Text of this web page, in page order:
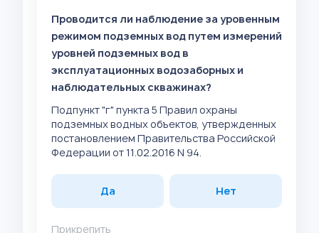
Проводится ли наблюдение за уровенным
режимом подземных вод путем измерений
уровней подземных вод в
эксплуатационных водозаборных и
наблюдательных скважинах?
Подпункт "г" пункта 5 Правил охраны
подземных водных объектов, утвержденных
постановлением Правительства Российской
Федерации от 11.02.2016 N 94.
Да Нет
Прикрепить